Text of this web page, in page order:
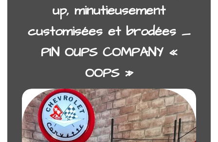
up, minutieusement
customisées et brodées _
PIN OUPS COMPANY «
OOPS »